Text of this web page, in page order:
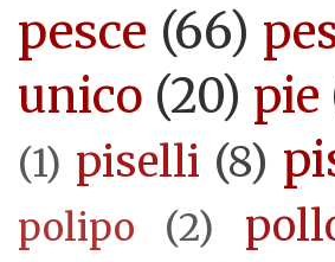
pesce (66)
unico (20) pie
(1) piselli (8)
polipo (2)